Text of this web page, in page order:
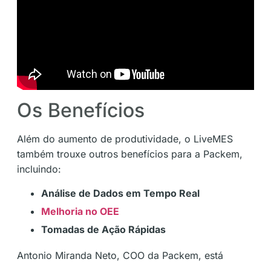
Os Benefícios
Além do aumento de produtividade, o LiveMES
também trouxe outros benefícios para a Packem,
incluindo:
Análise de Dados em Tempo Real
Melhoria no OEE
Tomadas de Ação Rápidas
Antonio Miranda Neto, COO da Packem, está